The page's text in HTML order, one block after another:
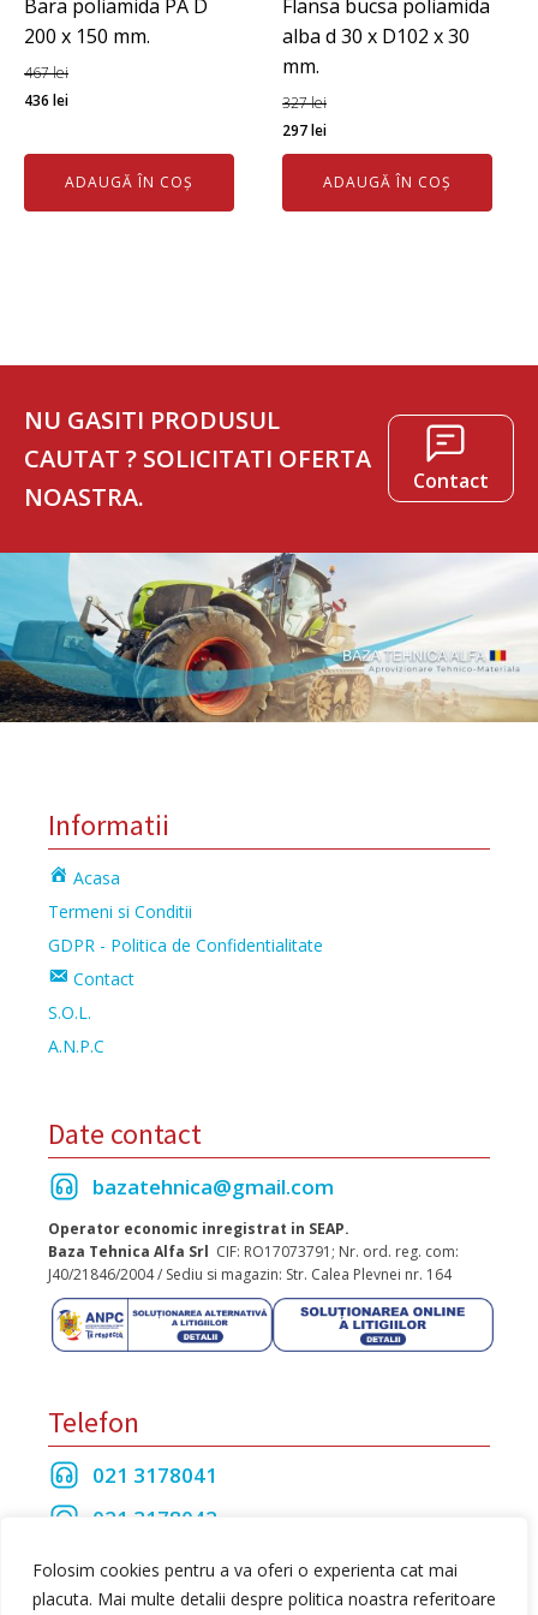
Folosim cookies pentru a va oferi o experienta cat mai
placuta. Mai multe detalii despre politica noastra referitoare
Bara poliamida PA D
200 x 150 mm.
467lei
Prețul
a
fost:
467 lei.
436 leiPrețul
este:
436 lei.
ADAUGĂ ÎN COȘ
Flansa bucsa poliamida
alba d 30 x D102 x 30
mm.
327lei
Prețul
inițial
fost:
297leiPrețul
curent
este:
297 lei.
ADAUGĂ ÎN COȘ
NU GASITI PRODUSUL
CAUTAT ? SOLICITATI OFERTA
NOASTRA.
Contact
Informatii
Acasa
Termeni si Conditii
GDPR - Politica de Confidentialitate
Contact
S.O.L.
A.N.P.C
Date contact
bazatehnica@gmail.com
Operator economic inregistrat in SEAP.
Baza Tehnica Alfa Srl CIF: RO17073791; Nr. ord. reg. com:
J40/21846/2004 / Sediu si magazin: Str. Calea Plevnei nr. 164
Telefon
021 3178041
021 3178042
021 3175208